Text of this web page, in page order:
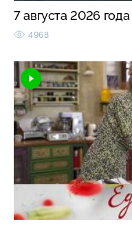
7 августа 2026 года
4968